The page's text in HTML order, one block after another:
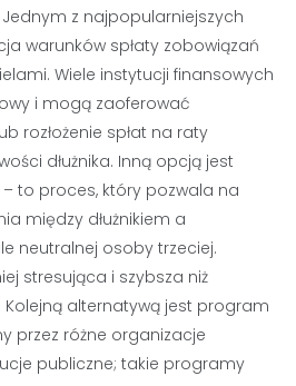
z najpopularniejszych
warunków spłaty zobowiązań
Wiele instytucji finansowych
i mogą zaoferować
rozłożenie spłat na raty
dłużnika. Inną opcją jest
to proces, który pozwala na
między dłużnikiem a
neutralnej osoby trzeciej.
stresująca i szybsza niż
alternatywą jest program
przez różne organizacje
publiczne; takie programy